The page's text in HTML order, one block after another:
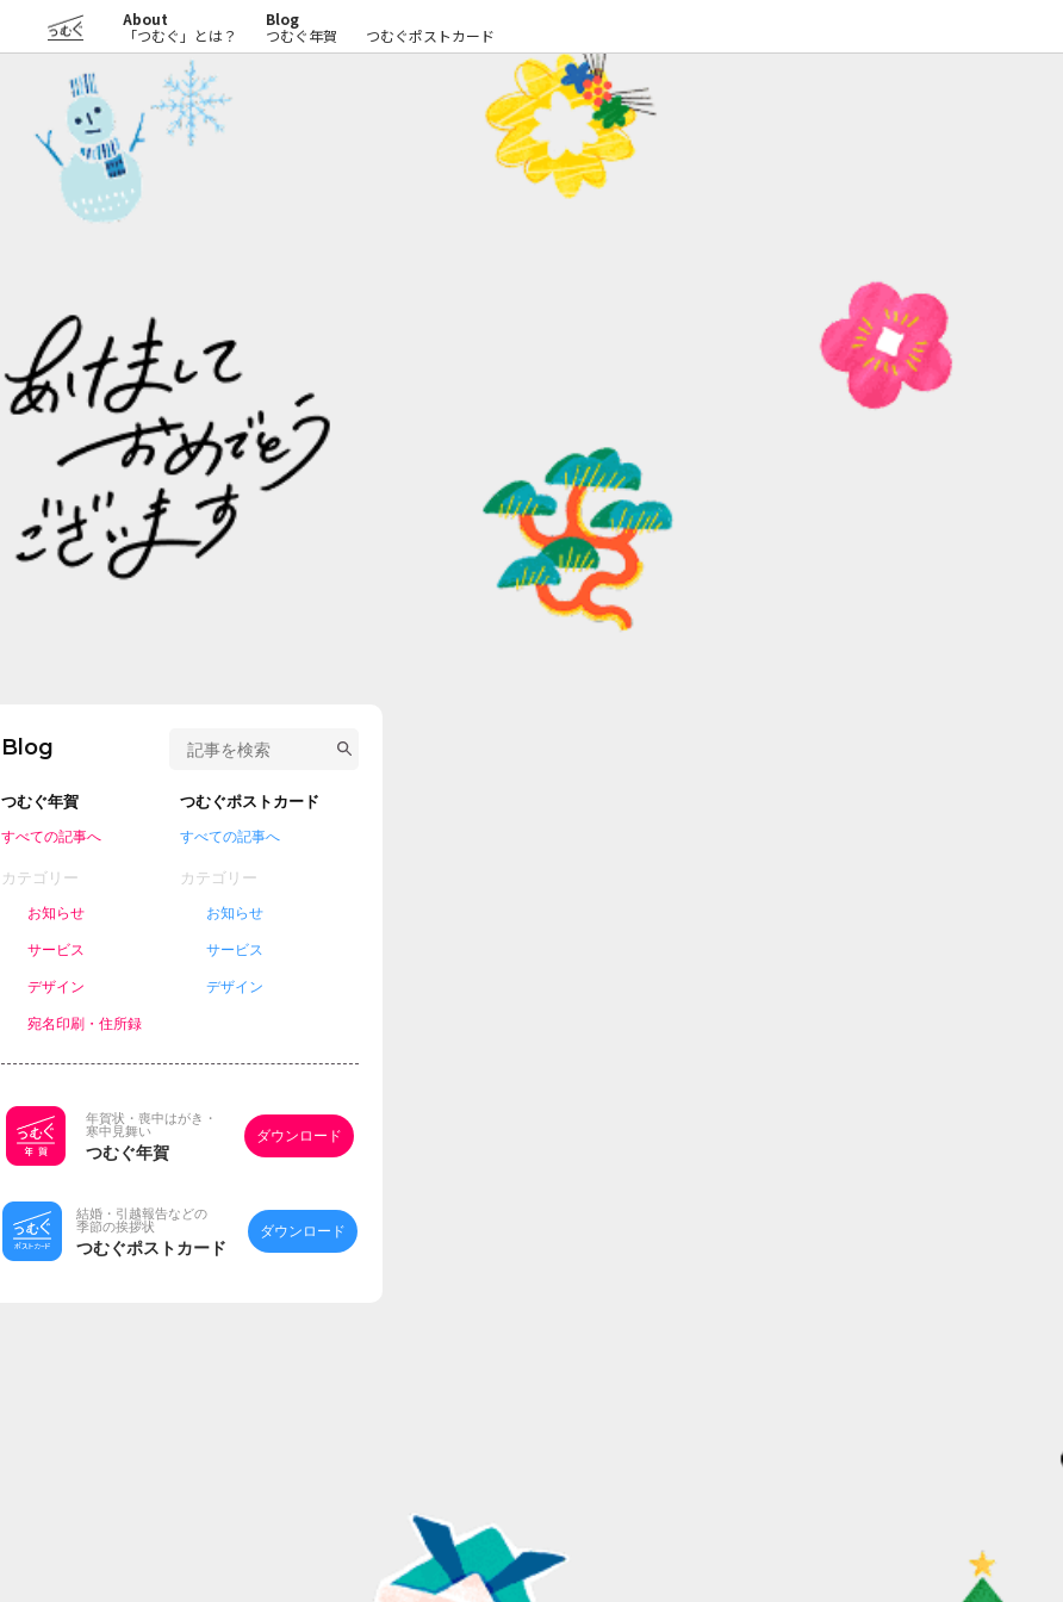
つむぐ
About
「つむぐ」とは？
Blog
つむぐ年賀
つむぐポストカード
Blog
つむぐ年賀
すべての記事へ
カテゴリー
お知らせ
サービス
デザイン
宛名印刷・住所録
つむぐポストカード
すべての記事へ
カテゴリー
お知らせ
サービス
デザイン
年賀状・喪中はがき・
寒中見舞い
つむぐ年賀
ダウンロード
結婚・引越報告などの
季節の挨拶状
つむぐポストカード
ダウンロード